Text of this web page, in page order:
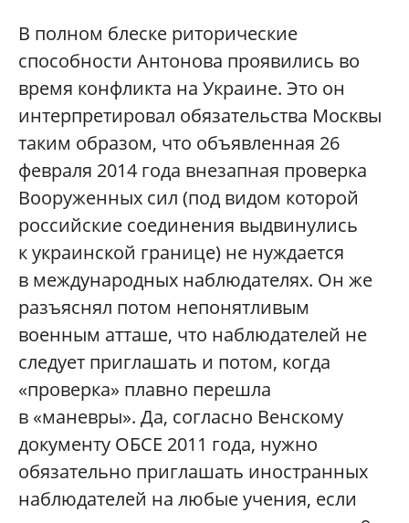
В полном блеске риторические
способности Антонова проявились во
время конфликта на Украине. Это он
интерпретировал обязательства Москвы
таким образом, что объявленная 26
февраля 2014 года внезапная проверка
Вооруженных сил (под видом которой
российские соединения выдвинулись
к украинской границе) не нуждается
в международных наблюдателях. Он же
разъяснял потом непонятливым
военным атташе, что наблюдателей не
следует приглашать и потом, когда
«проверка» плавно перешла
в «маневры». Да, согласно Венскому
документу ОБСЕ 2011 года, нужно
обязательно приглашать иностранных
наблюдателей на любые учения, если